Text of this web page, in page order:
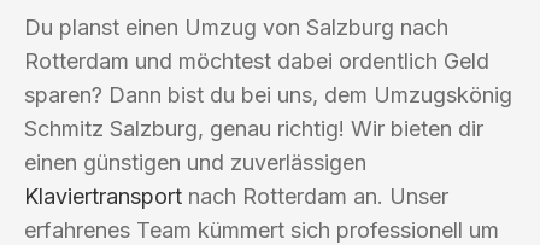
Du planst einen Umzug von Salzburg nach
Rotterdam und möchtest dabei ordentlich Geld
sparen? Dann bist du bei uns, dem Umzugskönig
Schmitz Salzburg, genau richtig! Wir bieten dir
einen günstigen und zuverlässigen
Klaviertransport nach Rotterdam an. Unser
erfahrenes Team kümmert sich professionell um